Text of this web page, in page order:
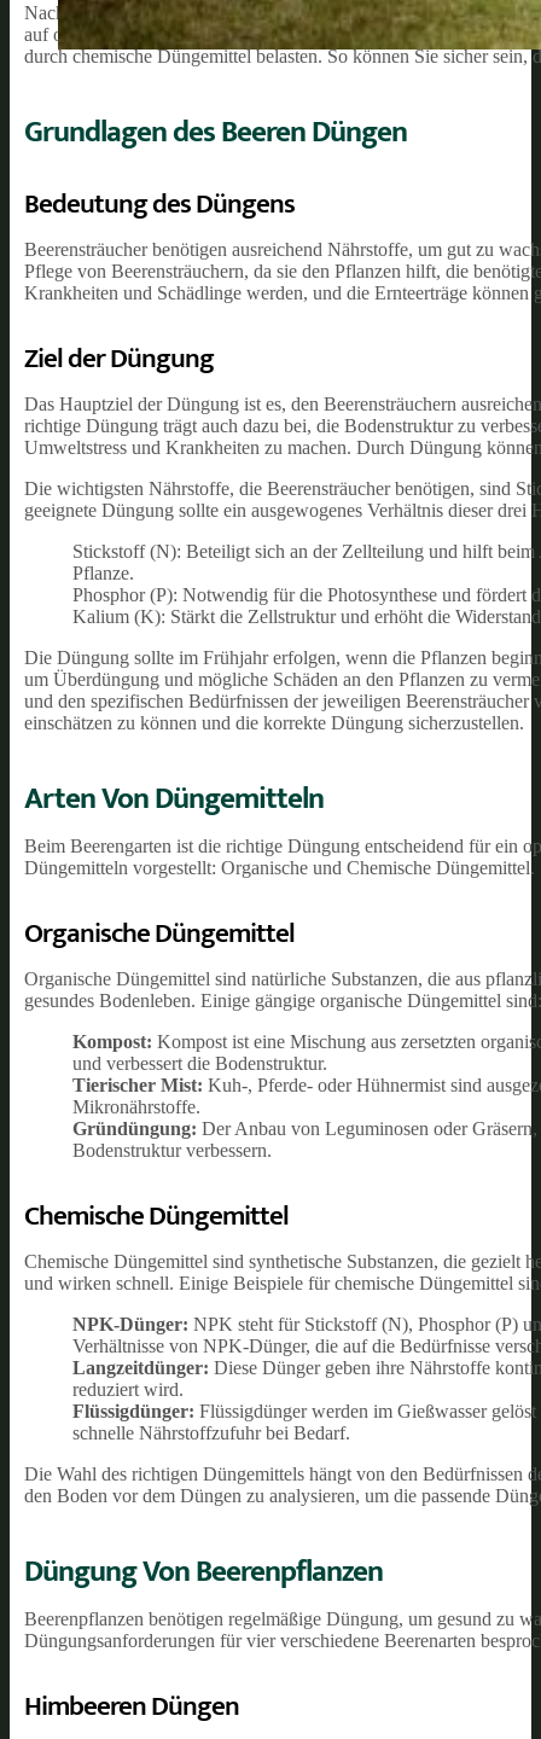
Nachhaltiges Gärtnern legt besonderen Wert auf
auf organische Düngemethoden konzentrieren, die zur Förderung
durch chemische Düngemittel belasten. So können Sie sicher
Grundlagen des Beeren Düngen
Bedeutung des Düngens
Beerensträucher benötigen ausreichend Nährstoffe, um gut zu
Pflege von Beerensträuchern, da sie den Pflanzen hilft, die
Krankheiten und Schädlinge werden, und die Ernteerträge können
Ziel der Düngung
Das Hauptziel der Düngung ist es, den Beerensträuchern
richtige Düngung trägt auch dazu bei, die Bodenstruktur zu
Umweltstress und Krankheiten zu machen. Durch Düngung
Die wichtigsten Nährstoffe, die Beerensträucher benötigen, sind
geeignete Düngung sollte ein ausgewogenes Verhältnis dieser drei
Stickstoff (N): Beteiligt sich an der Zellteilung und hilft
Pflanze.
Phosphor (P): Notwendig für die Photosynthese und fördert
Kalium (K): Stärkt die Zellstruktur und erhöht die
Die Düngung sollte im Frühjahr erfolgen, wenn die Pflanzen
um Überdüngung und mögliche Schäden an den Pflanzen zu
und den spezifischen Bedürfnissen der jeweiligen
einschätzen zu können und die korrekte Düngung sicherzustellen.
Arten Von Düngemitteln
Beim Beerengarten ist die richtige Düngung entscheidend für ein
Düngemitteln vorgestellt: Organische und Chemische Düngemittel.
Organische Düngemittel
Organische Düngemittel sind natürliche Substanzen, die aus
gesundes Bodenleben. Einige gängige organische Düngemittel sind:
Kompost: Kompost ist eine Mischung aus zersetzten
und verbessert die Bodenstruktur.
Tierischer Mist: Kuh-, Pferde- oder Hühnermist sind
Mikronährstoffe.
Gründüngung: Der Anbau von Leguminosen oder
Bodenstruktur verbessern.
Chemische Düngemittel
Chemische Düngemittel sind synthetische Substanzen, die gezielt
und wirken schnell. Einige Beispiele für chemische Düngemittel
NPK-Dünger: NPK steht für Stickstoff (N), Phosphor (P)
Verhältnisse von NPK-Dünger, die auf die Bedürfnisse
Langzeitdünger: Diese Dünger geben ihre Nährstoffe
reduziert wird.
Flüssigdünger: Flüssigdünger werden im Gießwasser
schnelle Nährstoffzufuhr bei Bedarf.
Die Wahl des richtigen Düngemittels hängt von den Bedürfnissen
den Boden vor dem Düngen zu analysieren, um die passende
Düngung Von Beerenpflanzen
Beerenpflanzen benötigen regelmäßige Düngung, um gesund zu
Düngungsanforderungen für vier verschiedene Beerenarten
Himbeeren Düngen